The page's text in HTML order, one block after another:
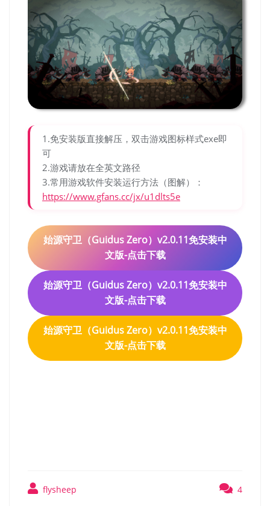
1.免安装版直接解压，双击游戏图标样式exe即
可
2.游戏请放在全英文路径
3.常用游戏软件安装运行方法（图解）：
https://www.gfans.cc/jx/u1dlts5e
始源守卫（Guidus Zero）v2.0.11免安装中
文版-点击下载
始源守卫（Guidus Zero）v2.0.11免安装中
文版-点击下载
始源守卫（Guidus Zero）v2.0.11免安装中
文版-点击下载
flysheep 4